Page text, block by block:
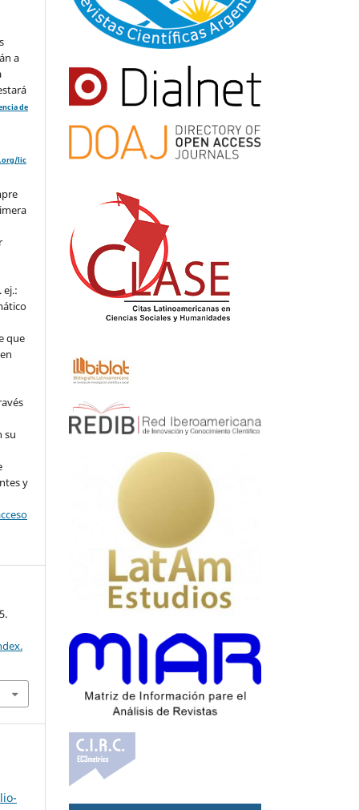
a
de
lic
ej.:
que
su
y